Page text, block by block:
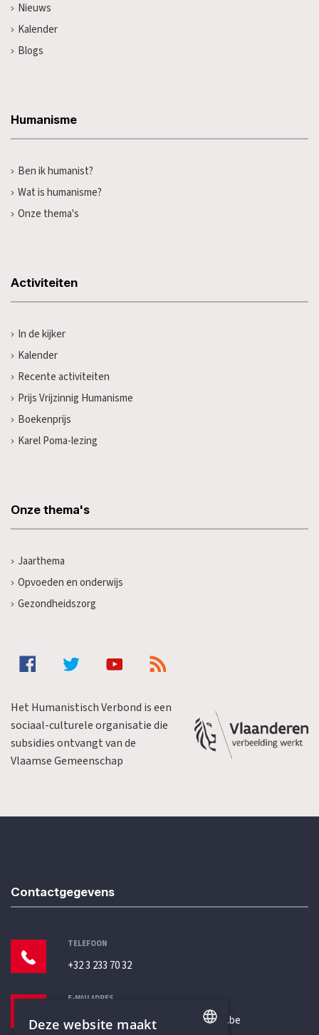
Nieuws
Kalender
Blogs
Humanisme
Ben ik humanist?
Wat is humanisme?
Onze thema's
Activiteiten
In de kijker
Kalender
Recente activiteiten
Prijs Vrijzinnig Humanisme
Boekenprijs
Karel Poma-lezing
Onze thema's
Jaarthema
Opvoeden en onderwijs
Gezondheidszorg
Het Humanistisch Verbond is een
sociaal-culturele organisatie die
subsidies ontvangt van de
Vlaamse Gemeenschap
Contactgegevens
TELEFOON
+32 3 233 70 32
E-MAILADRES
secretariaat@humanistischverbond.be
Deze website maakt